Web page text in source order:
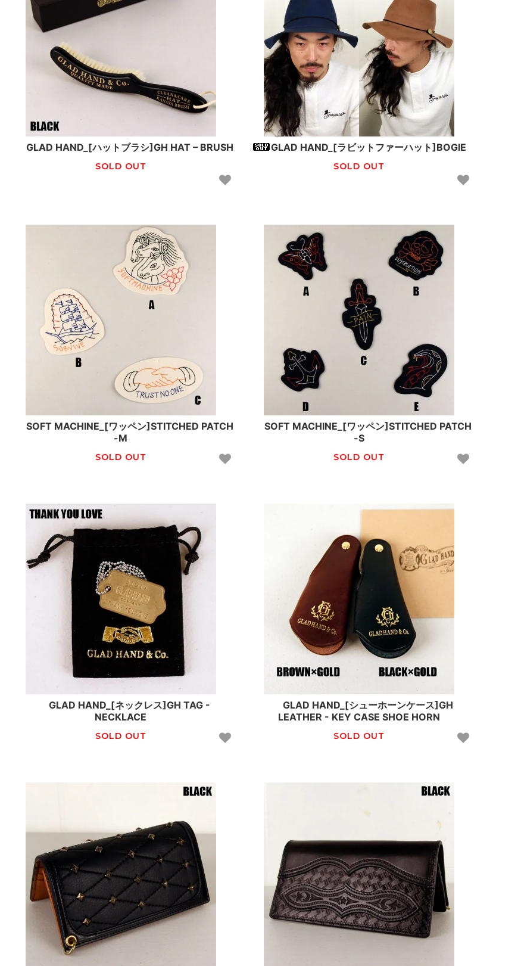
GLAD HAND_[ハットブラシ]GH HAT – BRUSH
SOLD OUT
GLAD HAND_[ラビットファーハット]BOGIE
SOLD OUT
SOFT MACHINE_[ワッペン]STITCHED PATCH
-M
SOLD OUT
SOFT MACHINE_[ワッペン]STITCHED PATCH
-S
SOLD OUT
GLAD HAND_[ネックレス]GH TAG -
NECKLACE
SOLD OUT
GLAD HAND_[シューホーンケース]GH
LEATHER - KEY CASE SHOE HORN
SOLD OUT